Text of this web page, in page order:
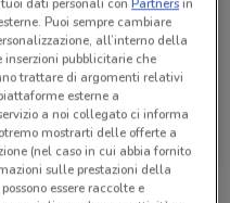
9.4 km
Puoi sempre cambiare
all’interno della
inserzioni pubblicitarie che
trattare di argomenti relativi
esterne a
a noi collegato ci informa
mostrarti delle offerte a
(nel caso in cui abbia fornito
sulle prestazioni della
essere raccolte e